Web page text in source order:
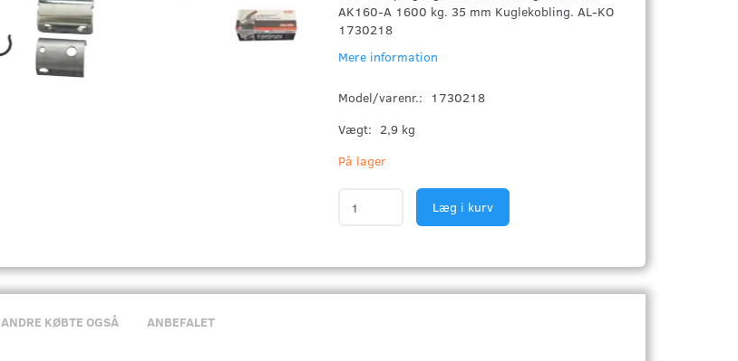
AK160-A 1600 kg. 35 mm Kuglekobling. AL-KO
1730218
Mere information
Model/varenr.:
1730218
Vægt: 2,9 kg
På lager
Læg i kurv
ANDRE KØBTE OGSÅ ANBEFALET